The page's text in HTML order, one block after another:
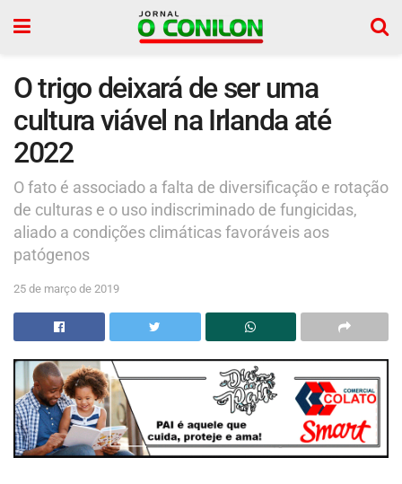
O trigo deixará de ser uma
cultura viável na Irlanda até
2022
O fato é associado a falta de diversificação e rotação
de culturas e o uso indiscriminado de fungicidas,
aliado a condições climáticas favoráveis aos
patógenos
25 de março de 2019